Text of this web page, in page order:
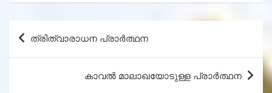
Post
ത്രിത്വാരാധന പ്രാര്‍ത്ഥന
കാവല്‍ മാലാഖയോടുള്ള പ്രാര്‍ത്ഥന